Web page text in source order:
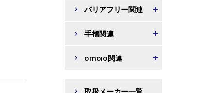
バリアフリー関連
手摺関連
omoio関連
取扱メーカー一覧